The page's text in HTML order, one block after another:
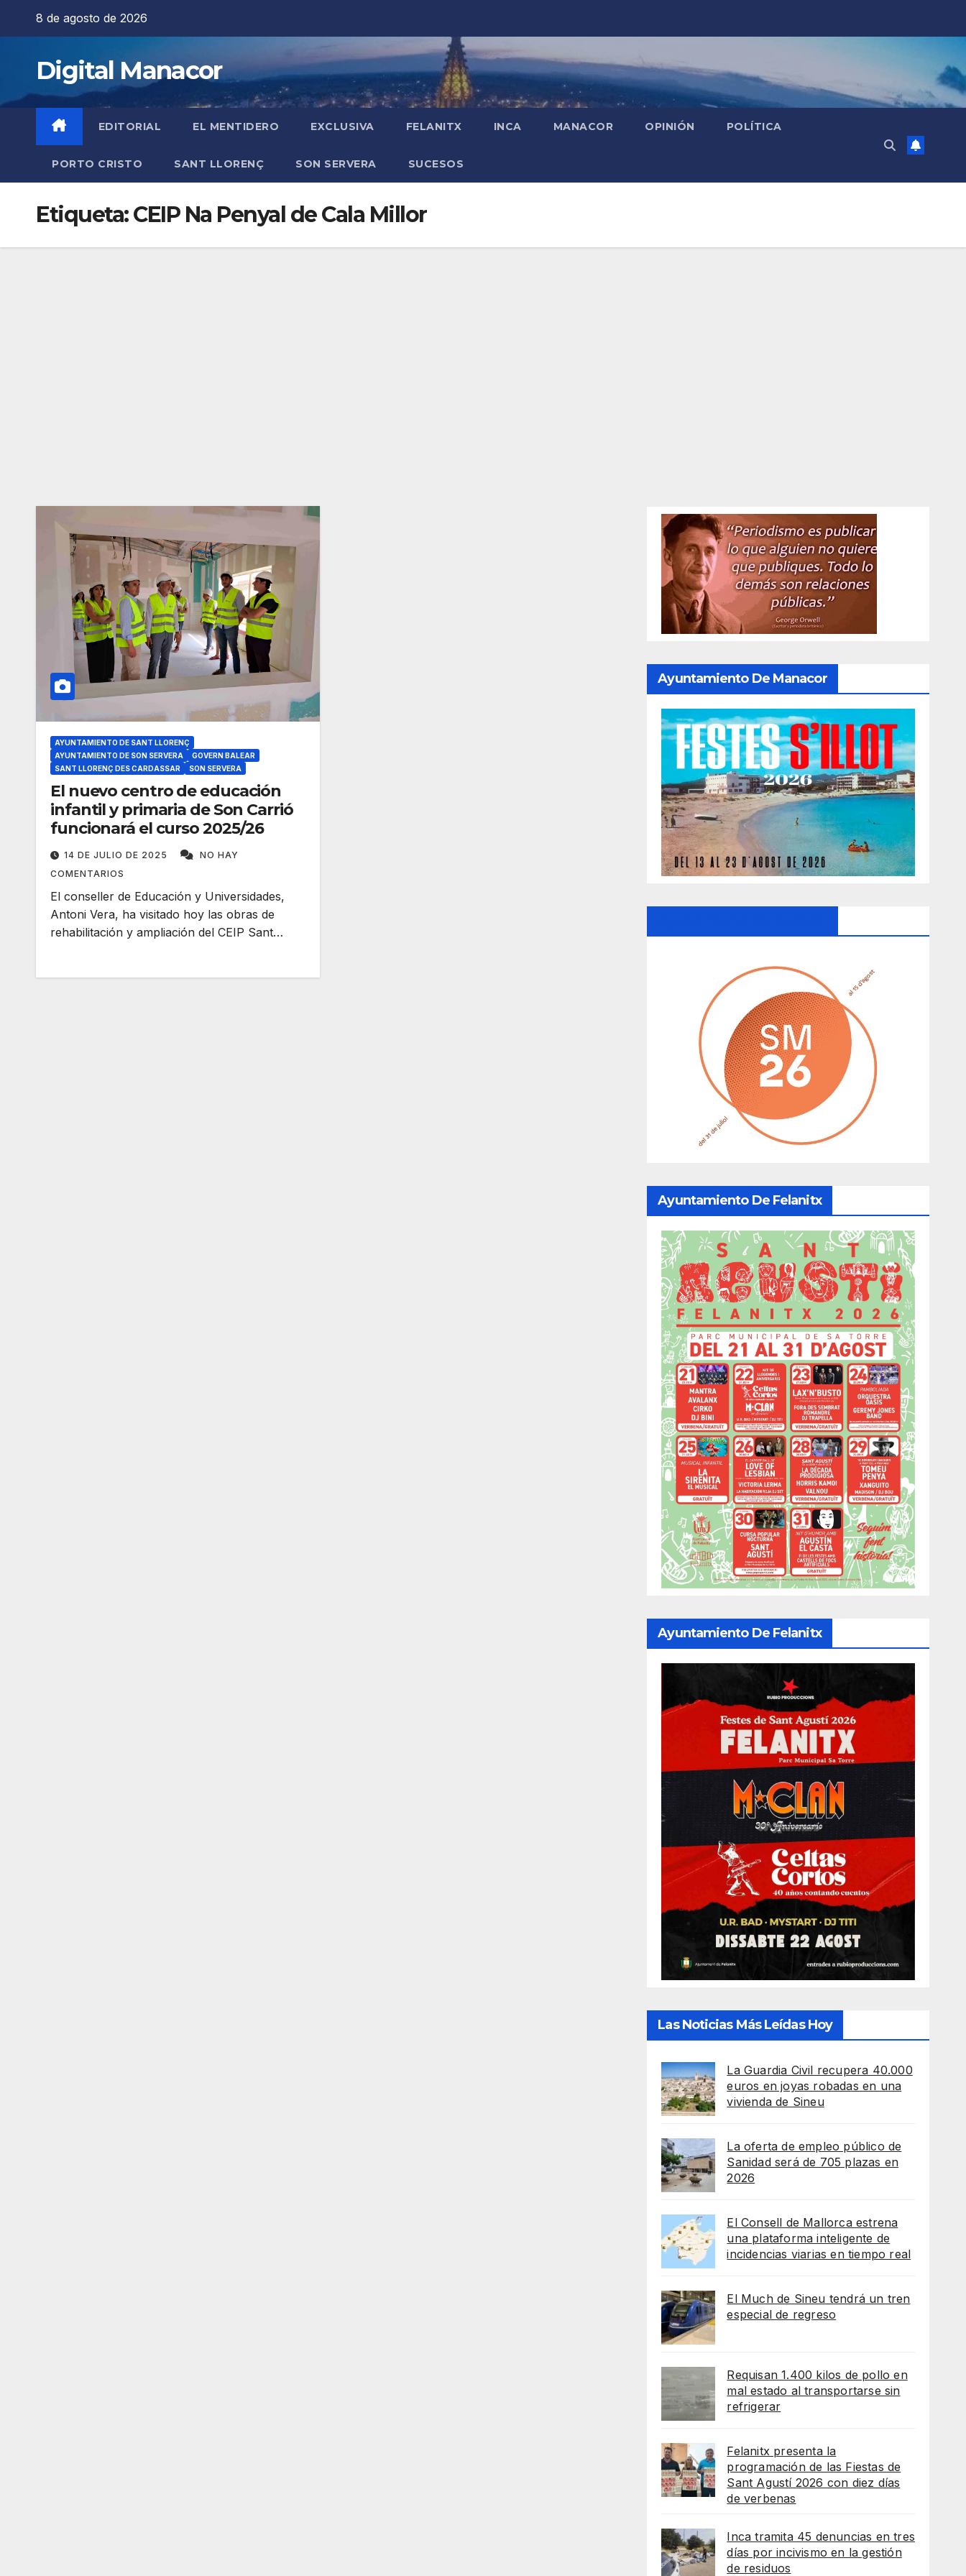
8 de agosto de 2026
Digital Manacor
EDITORIAL EL MENTIDERO EXCLUSIVA FELANITX INCA MANACOR OPINIÓN POLÍTICA
PORTO CRISTO SANT LLORENÇ SON SERVERA SUCESOS
Etiqueta:CEIP Na Penyal de Cala Millor
AYUNTAMIENTO DE SANT LLORENÇ
AYUNTAMIENTO DE SON SERVERA
GOVERN BALEAR
SANT LLORENÇ DES CARDASSAR
SON SERVERA
El nuevo centro de educación
infantil y primaria de Son Carrió
funcionará el curso 2025/26
14 DE JULIO DE 2025
NO HAY
COMENTARIOS
El conseller de Educación y Universidades,
Antoni Vera, ha visitado hoy las obras de
rehabilitación y ampliación del CEIP Sant…
Ayuntamiento De Manacor
Ayuntamiento De Felanitx
Ayuntamiento De Felanitx
Las Noticias Más Leídas Hoy
La Guardia Civil recupera 40.000
euros en joyas robadas en una
vivienda de Sineu
La oferta de empleo público de
Sanidad será de 705 plazas en
2026
El Consell de Mallorca estrena
una plataforma inteligente de
incidencias viarias en tiempo real
El Much de Sineu tendrá un tren
especial de regreso
Requisan 1.400 kilos de pollo en
mal estado al transportarse sin
refrigerar
Felanitx presenta la
programación de las Fiestas de
Sant Agustí 2026 con diez días
de verbenas
Inca tramita 45 denuncias en tres
días por incivismo en la gestión
de residuos